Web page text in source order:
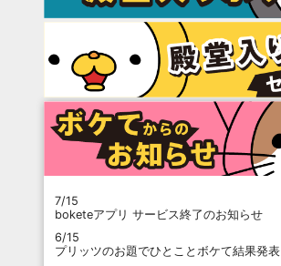
7/15
boketeアプリ サービス終了のお知らせ
6/15
プリッツのお題でひとことボケて結果発表